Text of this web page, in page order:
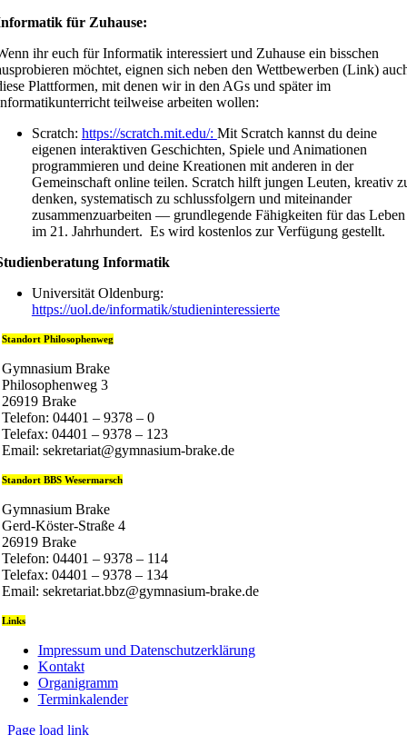
für Zuhause:
ihr euch für Informatik interessiert und Zuhause ein bisschen
möchtet, eignen sich neben den Wettbewerben (Link)
Plattformen, mit denen wir in den AGs und später im
teilweise arbeiten wollen:
Scratch: https://scratch.mit.edu/: Mit Scratch kannst du deine
eigenen interaktiven Geschichten, Spiele und Animationen
programmieren und deine Kreationen mit anderen in der
Gemeinschaft online teilen. Scratch hilft jungen Leuten, kreativ
denken, systematisch zu schlussfolgern und miteinander
zusammenzuarbeiten — grundlegende Fähigkeiten für das Leben
im 21. Jahrhundert. Es wird kostenlos zur Verfügung gestellt.
Informatik
Universität Oldenburg:
https://uol.de/informatik/studieninteressierte
Standort Philosophenweg
Gymnasium Brake
Philosophenweg 3
26919 Brake
Telefon: 04401 – 9378 – 0
Telefax: 04401 – 9378 – 123
Email: sekretariat@gymnasium-brake.de
Standort BBS Wesermarsch
Gymnasium Brake
Gerd-Köster-Straße 4
26919 Brake
Telefon: 04401 – 9378 – 114
Telefax: 04401 – 9378 – 134
Email: sekretariat.bbz@gymnasium-brake.de
Links
Impressum und Datenschutzerklärung
Kontakt
Organigramm
Terminkalender
Page load link